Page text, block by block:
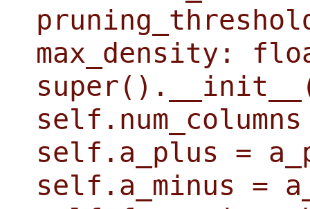
max_density:
self.num_columns
self.a_plus =
self.a_minus =